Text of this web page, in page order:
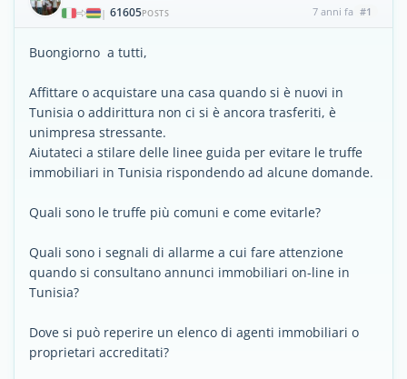
| 61605POSTS 7 anni fa #1
Buongiorno a tutti,
Affittare o acquistare una casa quando si è nuovi in
Tunisia o addirittura non ci si è ancora trasferiti, è
unimpresa stressante.
Aiutateci a stilare delle linee guida per evitare le truffe
immobiliari in Tunisia rispondendo ad alcune domande.
Quali sono le truffe più comuni e come evitarle?
Quali sono i segnali di allarme a cui fare attenzione
quando si consultano annunci immobiliari on-line in
Tunisia?
Dove si può reperire un elenco di agenti immobiliari o
proprietari accreditati?